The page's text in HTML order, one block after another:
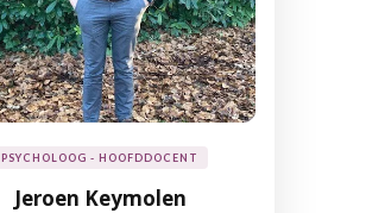
PSYCHOLOOG - HOOFDDOCENT
Jeroen Keymolen